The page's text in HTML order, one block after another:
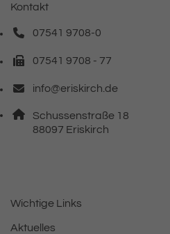
Kontakt
07541 9708-0
Telefonnummer: 0 7 5 4 1 9 7 0 8 0
07541 9708 - 77
Faxnummer: 0 7 5 4 1 9 7 0 8 7 7
info@eriskirch.de
E-Mail Adresse: info@eriskirch.de
Adresse:
Schussenstraße 18
88097 , 8 8 0 9 7
Eriskirch
Wichtige Links
Aktuelles